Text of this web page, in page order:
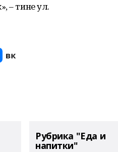
– тине ул.
Рубрика "Еда и
напитки"